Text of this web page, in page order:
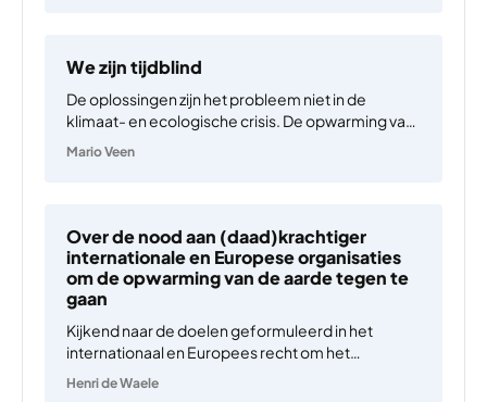
We zijn tijdblind
De oplossingen zijn het probleem niet in de
klimaat- en ecologische crisis. De opwarming van
de aarde en de ‘global weirding’ die daarmee
daarom fossiele brandstoffen…
Mario Veen
Over de nood aan (daad)krachtiger
internationale en Europese organisaties
om de opwarming van de aarde tegen te
gaan
Kijkend naar de doelen geformuleerd in het
internationaal en Europees recht om het
planetaire klimaatsysteem terug in evenwicht te
Henri de Waele